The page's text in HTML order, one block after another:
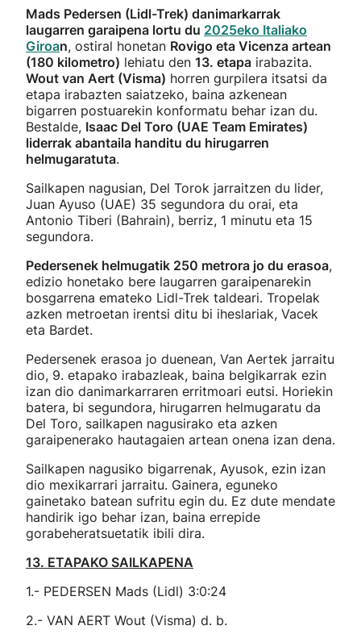
Mads Pedersen (Lidl-Trek) danimarkarrak
laugarren garaipena lortu du 2025eko Italiako
Giroan, ostiral honetan Rovigo eta Vicenza artean
(180 kilometro) lehiatu den 13. etapa irabazita.
Wout van Aert (Visma) horren gurpilera itsatsi da
etapa irabazten saiatzeko, baina azkenean
bigarren postuarekin konformatu behar izan du.
Bestalde, Isaac Del Toro (UAE Team Emirates)
liderrak abantaila handitu du hirugarren
helmugaratuta.
Sailkapen nagusian, Del Torok jarraitzen du lider,
Juan Ayuso (UAE) 35 segundora du orai, eta
Antonio Tiberi (Bahrain), berriz, 1 minutu eta 15
segundora.
Pedersenek helmugatik 250 metrora jo du erasoa,
edizio honetako bere laugarren garaipenarekin
bosgarrena emateko Lidl-Trek taldeari. Tropelak
azken metroetan irentsi ditu bi iheslariak, Vacek
eta Bardet.
Pedersenek erasoa jo duenean, Van Aertek jarraitu
dio, 9. etapako irabazleak, baina belgikarrak ezin
izan dio danimarkarraren erritmoari eutsi. Horiekin
batera, bi segundora, hirugarren helmugaratu da
Del Toro, sailkapen nagusirako eta azken
garaipenerako hautagaien artean onena izan dena.
Sailkapen nagusiko bigarrenak, Ayusok, ezin izan
dio mexikarrari jarraitu. Gainera, eguneko
gainetako batean sufritu egin du. Ez dute mendate
handirik igo behar izan, baina errepide
gorabeheratsuetatik ibili dira.
13. ETAPAKO SAILKAPENA
1.- PEDERSEN Mads (Lidl) 3:0:24
2.- VAN AERT Wout (Visma) d. b.